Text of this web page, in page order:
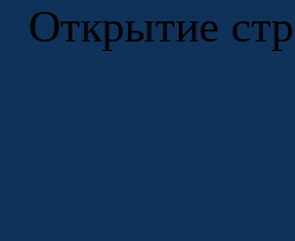
Открытие